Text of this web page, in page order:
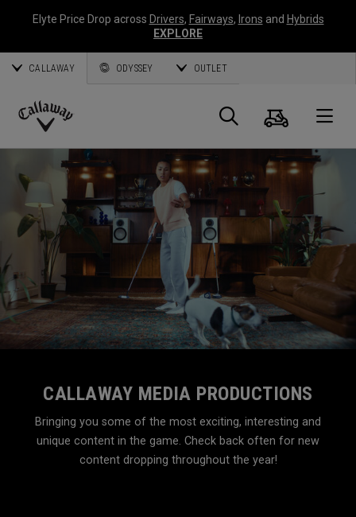
Elyte Price Drop across Drivers, Fairways, Irons and Hybrids
EXPLORE
CALLAWAY ODYSSEY OUTLET
Callaway
Panier
CALLAWAY MEDIA PRODUCTIONS
Bringing you some of the most exciting, interesting and
unique content in the game. Check back often for new
content dropping throughout the year!